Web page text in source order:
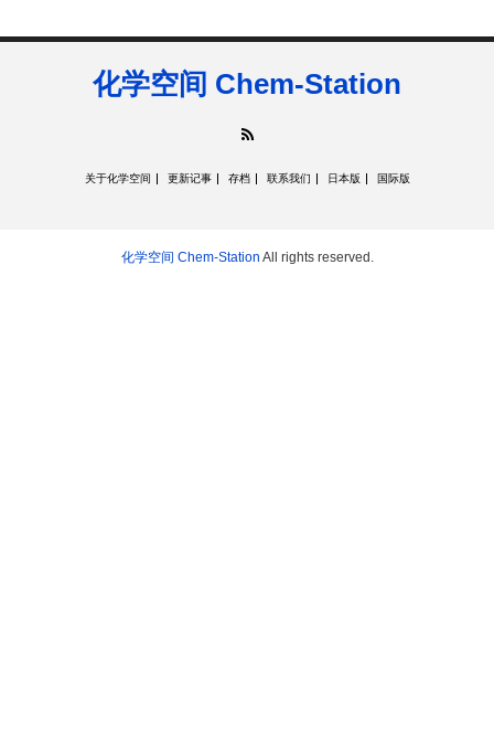
化学空间 Chem-Station
关于化学空间 更新记事 存档 联系我们 日本版 国际版
化学空间 Chem-Station All rights reserved.